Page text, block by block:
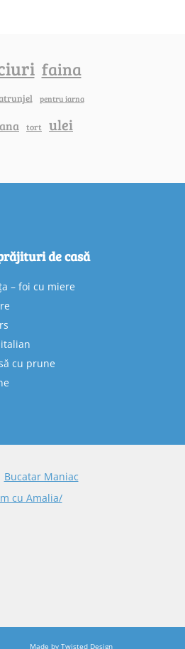
faina
pentru iarna
tort ulei
de casă
– foi cu miere
cu prune
Bucatar Maniac
cu Amalia/
Made by Twisted Design